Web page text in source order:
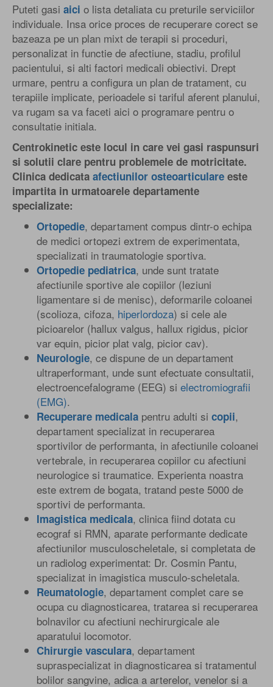
Puteti gasi aici o lista detaliata cu preturile serviciilor
individuale. Insa orice proces de recuperare corect se
bazeaza pe un plan mixt de terapii si proceduri,
personalizat in functie de afectiune, stadiu, profilul
pacientului, si alti factori medicali obiectivi. Drept
urmare, pentru a configura un plan de tratament, cu
terapiile implicate, perioadele si tariful aferent planului,
va rugam sa va faceti aici o programare pentru o
consultatie initiala.
Centrokinetic este locul in care vei gasi raspunsuri
si solutii clare pentru problemele de motricitate.
Clinica dedicata afectiunilor osteoarticulare este
impartita in urmatoarele departamente
specializate:
Ortopedie, departament compus dintr-o echipa
de medici ortopezi extrem de experimentata,
specializati in traumatologie sportiva.
Ortopedie pediatrica, unde sunt tratate
afectiunile sportive ale copiilor (leziuni
ligamentare si de menisc), deformarile coloanei
(scolioza, cifoza, hiperlordoza) si cele ale
picioarelor (hallux valgus, hallux rigidus, picior
var equin, picior plat valg, picior cav).
Neurologie, ce dispune de un departament
ultraperformant, unde sunt efectuate consultatii,
electroencefalograme (EEG) si electromiografii
(EMG).
Recuperare medicala pentru adulti si copii,
departament specializat in recuperarea
sportivilor de performanta, in afectiunile coloanei
vertebrale, in recuperarea copiilor cu afectiuni
neurologice si traumatice. Experienta noastra
este extrem de bogata, tratand peste 5000 de
sportivi de performanta.
Imagistica medicala, clinica fiind dotata cu
ecograf si RMN, aparate performante dedicate
afectiunilor musculoscheletale, si completata de
un radiolog experimentat: Dr. Cosmin Pantu,
specializat in imagistica musculo-scheletala.
Reumatologie, departament complet care se
ocupa cu diagnosticarea, tratarea si recuperarea
bolnavilor cu afectiuni nechirurgicale ale
aparatului locomotor.
Chirurgie vasculara, departament
supraspecializat in diagnosticarea si tratamentul
bolilor sangvine, adica a arterelor, venelor si a